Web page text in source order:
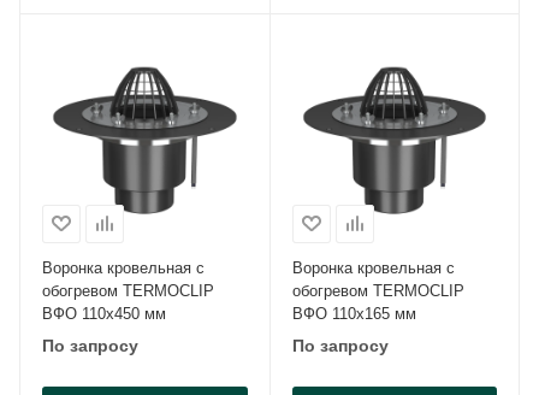
Воронка кровельная с
обогревом TERMOCLIP
ВФО 110х450 мм
По запросу
Воронка кровельная с
обогревом TERMOCLIP
ВФО 110х165 мм
По запросу